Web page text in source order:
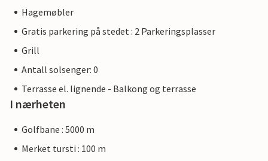
Hagemøbler
Gratis parkering på stedet : 2 Parkeringsplasser
Grill
Antall solsenger: 0
Terrasse el. lignende - Balkong og terrasse
I nærheten
Golfbane : 5000 m
Merket tursti : 100 m